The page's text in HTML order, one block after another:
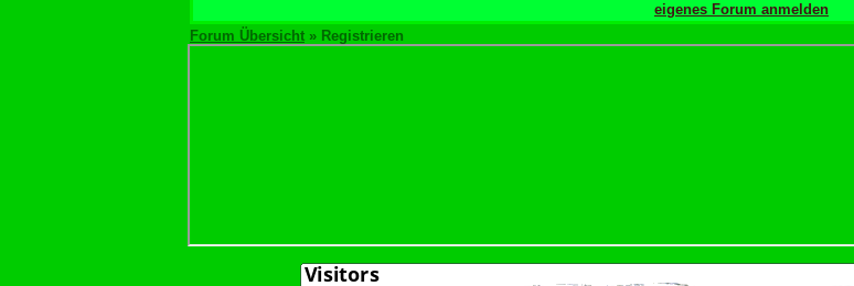
eigenes Forum anmelden
Forum Übersicht » Registrieren